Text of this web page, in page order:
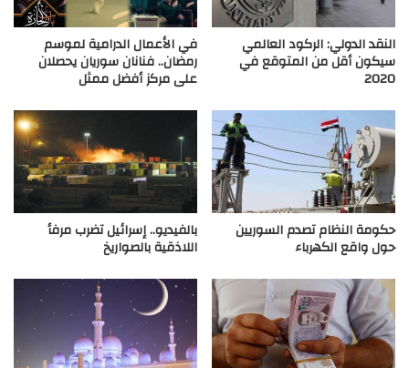
النقد الدولي: الركود العالمي
سيكون أقل من المتوقع في
2020
في الأعمال الدرامية لموسم
رمضان.. فنانان سوريان يحصلان
على مركز أفضل ممثل
حكومة النظام تصدم السوريين
حول واقع الكهرباء
بالفيديو.. إسرائيل تضرب مرفأ
اللاذقية بالصواريخ